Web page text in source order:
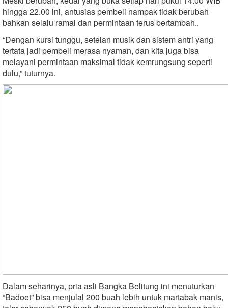
hingga 22.00 ini, antusias pembeli nampak tidak berubah
bahkan selalu ramai dan permintaan terus bertambah..
“Dengan kursi tunggu, setelan musik dan sistem antri yang
tertata jadi pembeli merasa nyaman, dan kita juga bisa
melayani permintaan maksimal tidak kemrungsung seperti
dulu,” tuturnya.
Dalam seharinya, pria asli Bangka Belitung ini menuturkan
“Badoet” bisa menjulal 200 buah lebih untuk martabak manis,